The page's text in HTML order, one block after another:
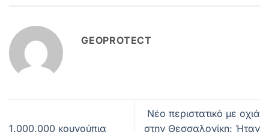
GEOPROTECT
1.000.000 κουνούπια
Νέο περιστατικό με οχιά
στην Θεσσαλονίκη: Ήταν